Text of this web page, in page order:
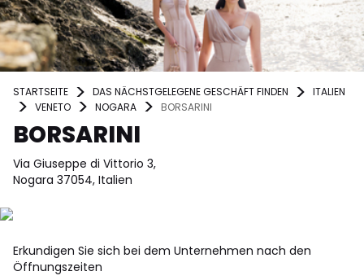
STARTSEITE DAS NÄCHSTGELEGENE GESCHÄFT FINDEN
ITALIEN
VENETO
NOGARA BORSARINI
BORSARINI
Via Giuseppe di Vittorio 3,
Nogara 37054, Italien
Erkundigen Sie sich bei dem Unternehmen nach den
Öffnungszeiten